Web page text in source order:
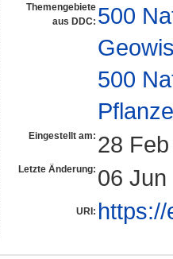
Themengebiete
aus DDC: 500
500
Eingestellt am: 28
Letzte Änderung: 06
URI: